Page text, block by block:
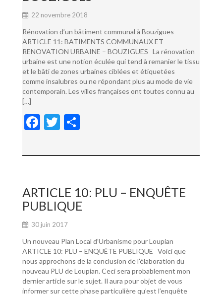
22 novembre 2018
Rénovation d’un bâtiment communal à Bouzigues
ARTICLE 11: BATIMENTS COMMUNAUX ET
RENOVATION URBAINE – BOUZIGUES La rénovation
urbaine est une notion éculée qui tend à remanier le tissu
et le bâti de zones urbaines ciblées et étiquetées
comme insalubres ou ne répondant plus au mode de vie
contemporain. Les villes françaises ont toutes connu au
[…]
F
e
o
o
k
T
itt ta
er
ARTICLE 10: PLU – ENQUÊTE
PUBLIQUE
30 juin 2017
Un nouveau Plan Local d’Urbanisme pour Loupian
ARTICLE 10: PLU – ENQUÊTE PUBLIQUE Voici que
nous approchons de la conclusion de l’élaboration du
nouveau PLU de Loupian. Ceci sera probablement mon
dernier article sur le sujet. Il aura pour objet de vous
informer sur cette phase particulière qu’est l’enquête